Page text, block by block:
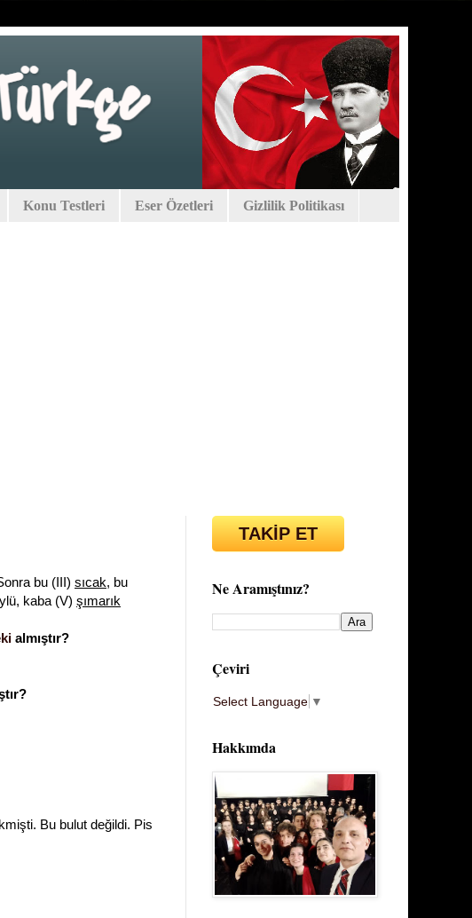
Konu Testleri Eser Özetleri Gizlilik Politikası
bu (III) sıcak, bu
kaba (V) şımarık
almıştır?
Bu bulut değildi. Pis
TAKİP ET
Ne Aramıştınız?
Çeviri
Select Language ▼
Hakkımda